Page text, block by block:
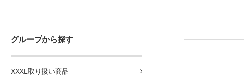
グループから探す
XXXL取り扱い商品